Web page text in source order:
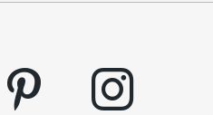
pinterest instagram